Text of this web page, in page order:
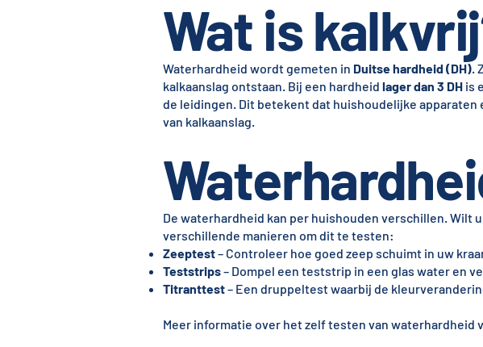
Wat is
Waterhardheid wordt gemeten in Duitse hardheid (DH).
kalkaanslag ontstaan. Bij een hardheid lager dan 3 DHis
de leidingen. Dit betekent dat huishoudelijke
van kalkaanslag.
De waterhardheid kan per huishouden verschillen. Wilt
verschillende manieren om dit te testen:
Zeeptest– Controleer hoe goed zeep schuimt in uw
Teststrips– Dompel een teststrip in een glas water en
Titranttest– Een druppeltest waarbij de
Meer informatie over het zelf testen van waterhardheid